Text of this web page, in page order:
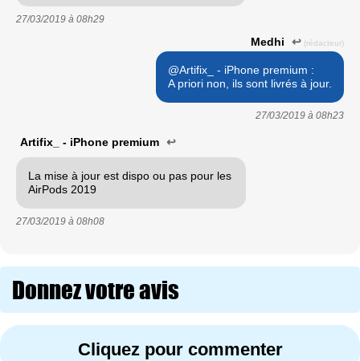
27/03/2019 à 08h29
Medhi ↩ (rédacteur)
@Artifix_ - iPhone premium :
A priori non, ils sont livrés à jour.
27/03/2019 à 08h23
Artifix_ - iPhone premium ↩
La mise à jour est dispo ou pas pour les
AirPods 2019
27/03/2019 à 08h08
Donnez votre avis
Cliquez pour commenter